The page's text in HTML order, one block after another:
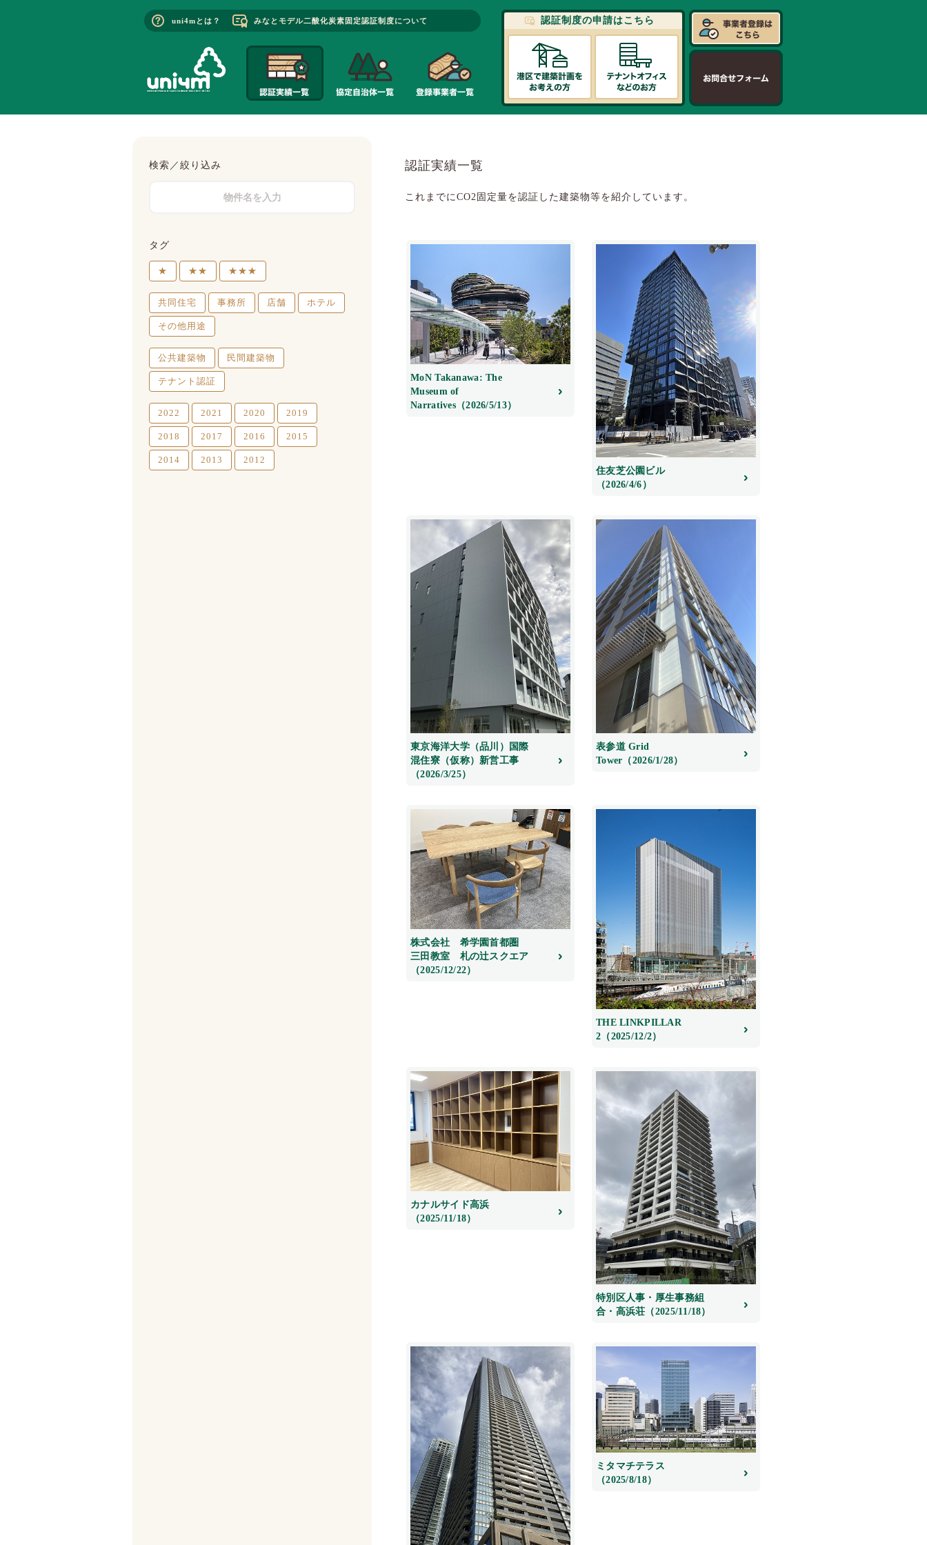
uni4mとは？ みなとモデル二酸化炭素固定認証制度について 認証制度の申請はこちら
検索／絞り込み
タグ
★ ★★ ★★★
共同住宅 事務所 店舗 ホテル
その他用途
公共建築物 民間建築物
テナント認証
2022 2021 2020 2019
2018 2017 2016 2015
2014 2013 2012
認証実績一覧
これまでにCO2固定量を認証した建築物等を紹介しています。
MoN Takanawa: The
Museum of
Narratives（2026/5/13）
住友芝公園ビル
（2026/4/6）
東京海洋大学（品川）国際
混住寮（仮称）新営工事
（2026/3/25）
表参道 Grid
Tower（2026/1/28）
株式会社 希学園首都圏
三田教室 札の辻スクエア
（2025/12/22）
THE LINKPILLAR
2（2025/12/2）
カナルサイド高浜
（2025/11/18）
特別区人事・厚生事務組
合・高浜荘（2025/11/18）
ミタマチテラス
（2025/8/18）